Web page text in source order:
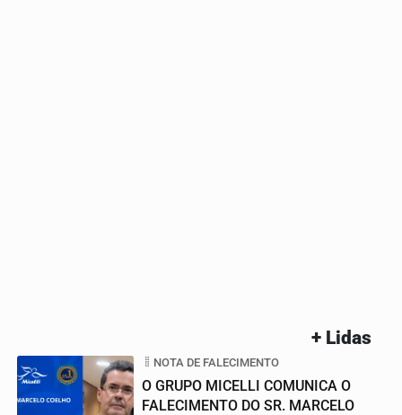
+ Lidas
NOTA DE FALECIMENTO
O GRUPO MICELLI COMUNICA O
FALECIMENTO DO SR. MARCELO